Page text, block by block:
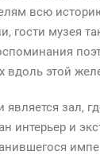
всю
гости музея
вдоль этой
является зал,
интерьер и